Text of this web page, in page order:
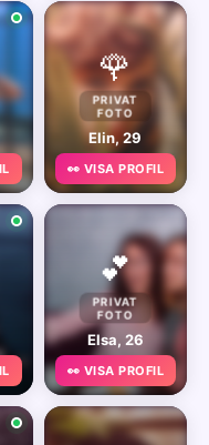
🌹
PRIVAT
FOTO
Elin, 29
👀 VISA PROFIL
💕
PRIVAT
FOTO
Elsa, 26
👀 VISA PROFIL